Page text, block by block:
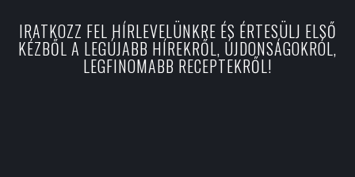
IRATKOZZ FEL HÍRLEVELÜNKRE ÉS ÉRTESÜLJ ELSŐ
KÉZBŐL A LEGÚJABB HÍREKRŐL, ÚJDONSÁGOKRÓL,
LEGFINOMABB RECEPTEKRŐL!